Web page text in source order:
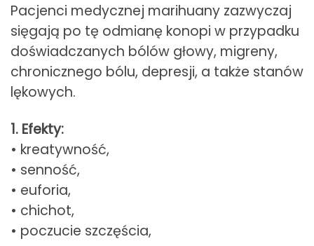
Pacjenci medycznej marihuany zazwyczaj
sięgają po tę odmianę konopi w przypadku
doświadczanych bólów głowy, migreny,
chronicznego bólu, depresji, a także stanów
lękowych.
1. Efekty:
• kreatywność,
• senność,
• euforia,
• chichot,
• poczucie szczęścia,